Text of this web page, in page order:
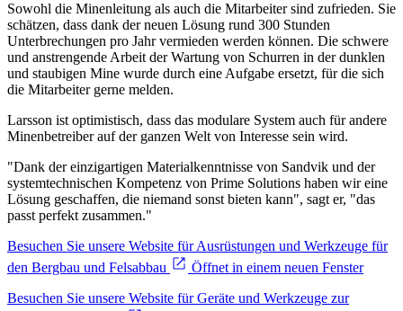
Sowohl die Minenleitung als auch die Mitarbeiter sind zufrieden. Sie
schätzen, dass dank der neuen Lösung rund 300 Stunden
Unterbrechungen pro Jahr vermieden werden können. Die schwere
und anstrengende Arbeit der Wartung von Schurren in der dunklen
und staubigen Mine wurde durch eine Aufgabe ersetzt, für die sich
die Mitarbeiter gerne melden.
Larsson ist optimistisch, dass das modulare System auch für andere
Minenbetreiber auf der ganzen Welt von Interesse sein wird.
"Dank der einzigartigen Materialkenntnisse von Sandvik und der
systemtechnischen Kompetenz von Prime Solutions haben wir eine
Lösung geschaffen, die niemand sonst bieten kann", sagt er, "das
passt perfekt zusammen."
Besuchen Sie unsere Website für Ausrüstungen und Werkzeuge für
den Bergbau und Felsabbau
Öffnet in einem neuen Fenster
Besuchen Sie unsere Website für Geräte und Werkzeuge zur